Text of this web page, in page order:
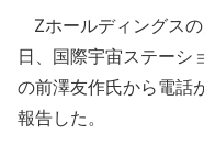
Zホールディングス
日、国際宇宙ステーシ
の前澤友作氏から電話
報告した。